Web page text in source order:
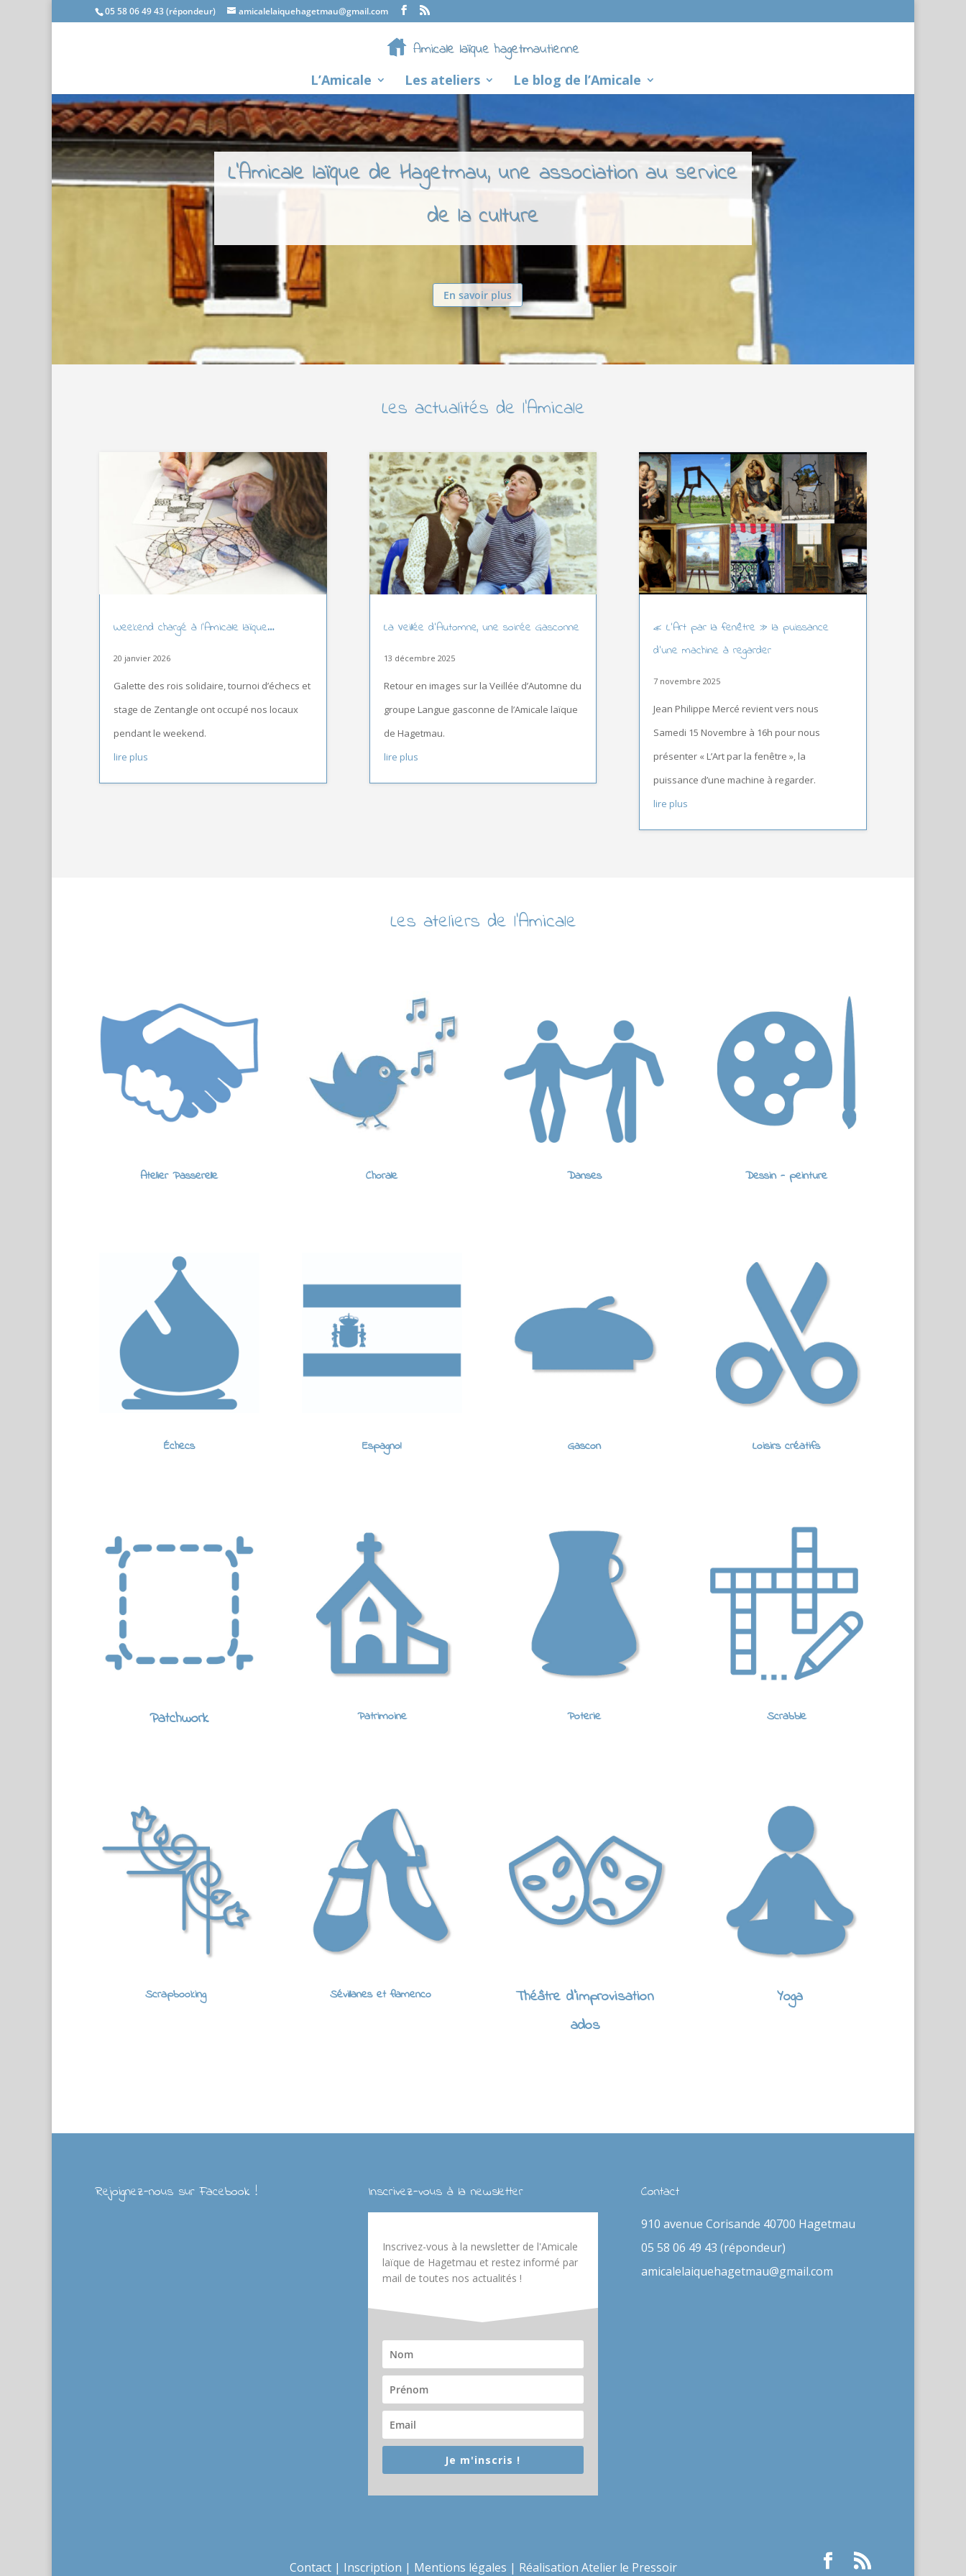
05 58 06 49 43 (répondeur) amicalelaiquehagetmau@gmail.com
L’Amicale Les ateliers Le blog de l’Amicale
L'Amicale laïque de Hagetmau, une association au service
de la culture
En savoir plus
Les actualités de l’Amicale
Weekend chargé à l’Amicale laïque…
20 janvier 2026
Galette des rois solidaire, tournoi d’échecs et
stage de Zentangle ont occupé nos locaux
pendant le weekend.
lire plus
La Veillée d’Automne, une soirée Gasconne
13 décembre 2025
Retour en images sur la Veillée d’Automne du
groupe Langue gasconne de l’Amicale laïque
de Hagetmau.
lire plus
« L’Art par la fenêtre » la puissance
d’une machine à regarder
7 novembre 2025
Jean Philippe Mercé revient vers nous
Samedi 15 Novembre à 16h pour nous
présenter « L’Art par la fenêtre », la
puissance d’une machine à regarder.
lire plus
Les ateliers de l’Amicale
Atelier Passerelle Chorale Danses Dessin - peinture
Échecs Espagnol Gascon Loisirs créatifs
Patchwork Patrimoine Poterie Scrabble
Scrapbooking Sévillanes et flamenco
Théâtre d'improvisation
ados
Yoga
Rejoignez-nous sur Facebook ! Inscrivez-vous à la newsletter
Inscrivez-vous à la newsletter de l'Amicale
laïque de Hagetmau et restez informé par
mail de toutes nos actualités !
Je m'inscris !
Contact
910 avenue Corisande 40700 Hagetmau
05 58 06 49 43 (répondeur)
amicalelaiquehagetmau@gmail.com
Contact| Inscription | Mentions légales | Réalisation Atelier le Pressoir